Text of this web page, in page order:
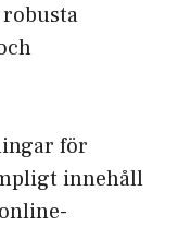
robusta
för
innehåll